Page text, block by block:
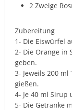
2 Zweige
Zubereitung
1- Die Eiswürfel
2- Die Orange in
geben.
3- Jeweils 200
gießen.
4- Je 40 ml
5- Die Getränke